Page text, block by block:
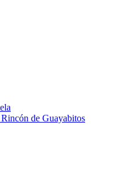
de Guayabitos